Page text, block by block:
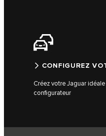
CONFIGUREZ
Créez votre Jaguar
configurateur